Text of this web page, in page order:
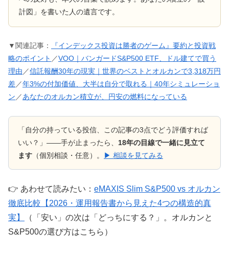
計図」を書いた人の遺言です。
▼関連記事：
『インデックス投資は勝者のゲーム』要約と投資戦
略のポイント ／VOO｜バンガードS&P500 ETF、ドル建てで買う
理由 ／信託報酬30年の現実｜世界のベストとオルカンで3,318万円
差／年3%の付加価値、大半は自分で取れる｜40年シミュレーショ
ン ／あなたのオルカン積立が、円安の燃料になっている
「自分の持っている投信、この記事の3点でどう評価すれば
いい？」——手が止まったら、 18年の目線で一緒に見立て
ます （個別相談・任意）。 ▶ 相談を見てみる
👉 あわせて読みたい： eMAXIS Slim S&P500 vs オルカン
徹底比較【2026・運用報告書から見えた4つの構造的真
実】
（「安い」の次は「どっちにする？」。オルカンと
S&P500の選び方はこちら）